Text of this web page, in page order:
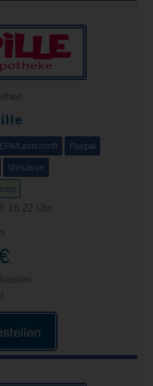
Lastschrift Paypal
Vorkasse
16:22 Uhr